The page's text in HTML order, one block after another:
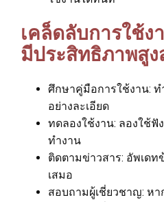
เคล็ดลับการใช้ง
มีประสิทธิภาพสูง
ศึกษาคู่มือการใช้งาน: ท
อย่างละเอียด
ทดลองใช้งาน: ลองใช้ฟั
ทำงาน
ติดตามข่าวสาร: อัพเดท
เสมอ
สอบถามผู้เชี่ยวชาญ: ห